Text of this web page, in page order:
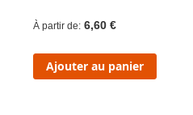
À partir de 6,60 €
Ajouter au panier